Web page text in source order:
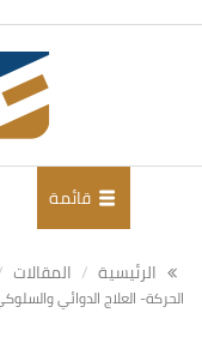
قائمة
الرئيسية المقالات
الحركة- العلاج الدوائي